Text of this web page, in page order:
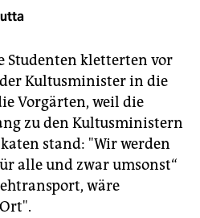
Studenten kletterten vor
Kultusminister in die
Vorgärten, weil die
zu den Kultusministern
stand: "Wir werden
alle und zwar umsonst“
wäre